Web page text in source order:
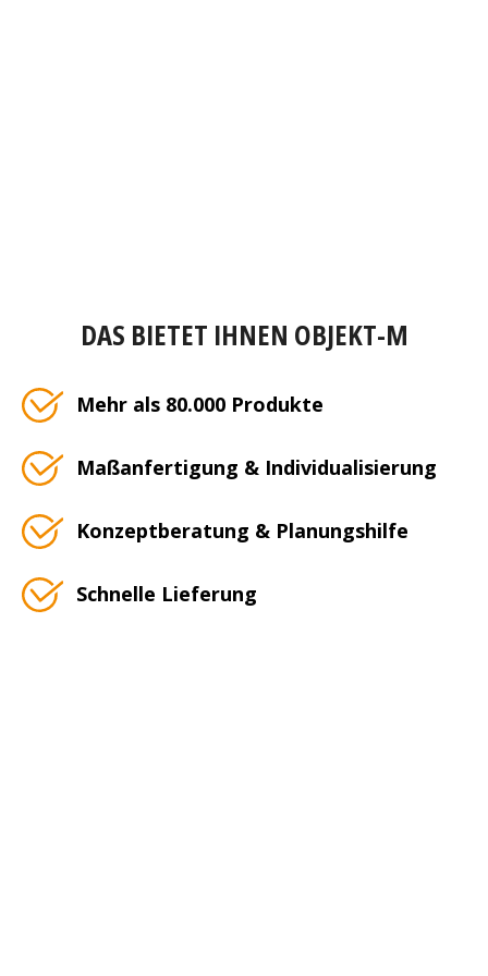
DAS BIETET IHNEN OBJEKT-M
Mehr als 80.000 Produkte
Maßanfertigung & Individualisierung
Konzeptberatung & Planungshilfe
Schnelle Lieferung